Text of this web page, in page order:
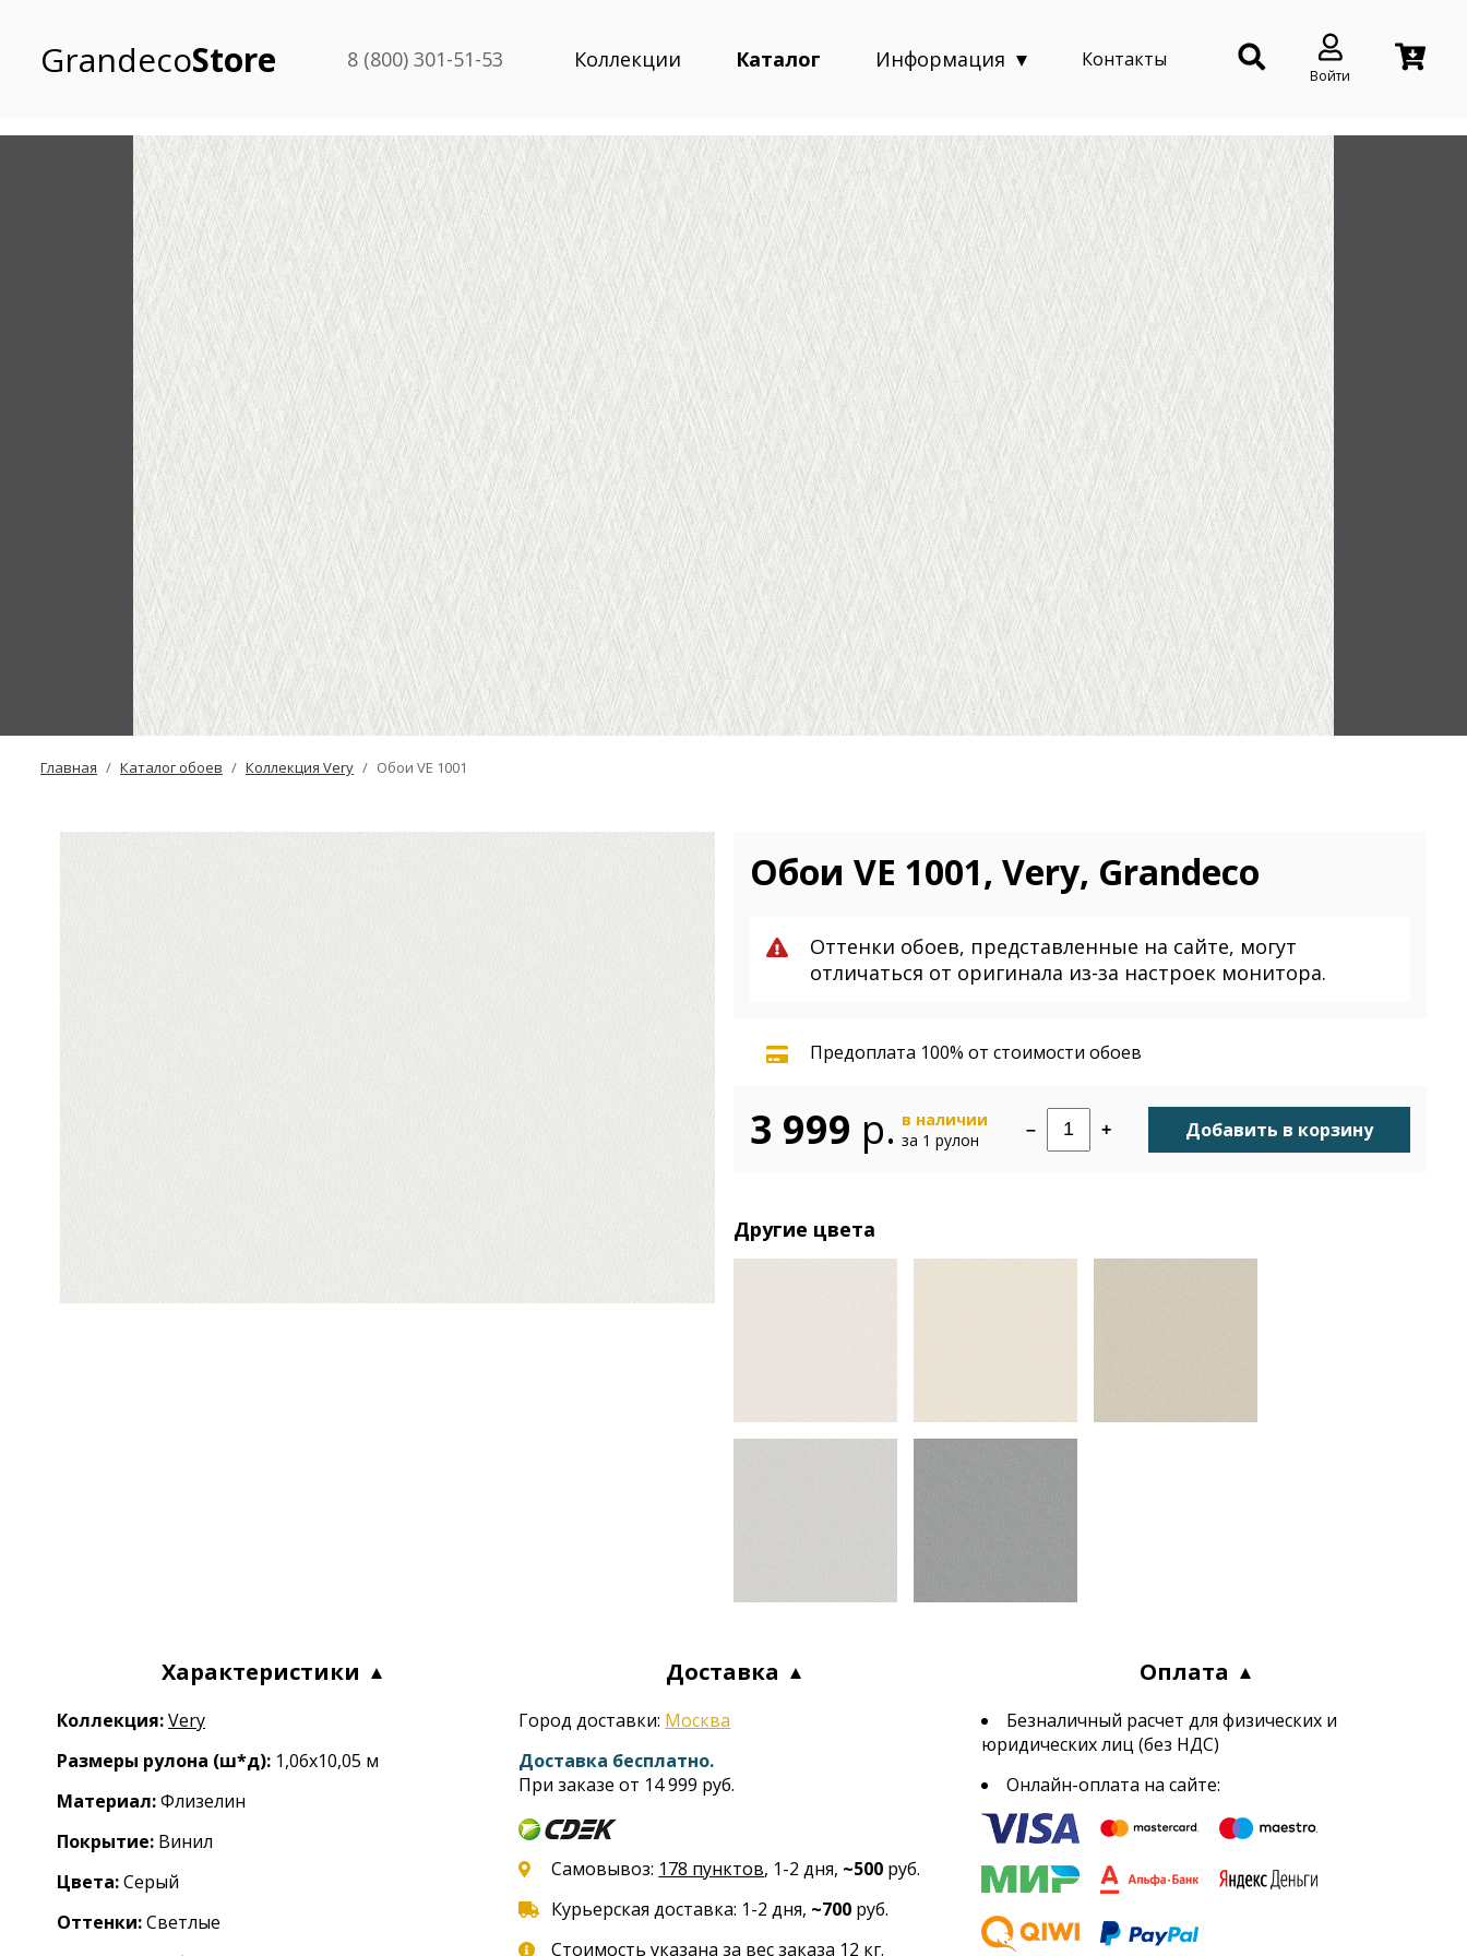
GrandecoStore 8 (800) 301-51-53 Коллекции Каталог Информация Контакты
Войти
Главная Каталог обоев Коллекция Very Обои VE 1001
Обои VE 1001, Very, Grandeco
Оттенки обоев, представленные на сайте, могут
отличаться от оригинала из-за настроек монитора.
Предоплата 100% от стоимости обоев
3 999 р. в наличии
за 1 рулон
– + Добавить в корзину
Другие цвета
Характеристики
Коллекция:Very
Размеры рулона (ш*д): 1,06x10,05 м
Материал:Флизелин
Покрытие: Винил
Цвета:Серый
Оттенки:Светлые
Доставка
Город доставки: Москва
Доставка бесплатно.
При заказе от 14 999 руб.
Самовывоз: 178 пунктов, 1-2 дня, ~500 руб.
Курьерская доставка: 1-2 дня, ~700 руб.
Стоимость указана за вес заказа 12 кг.
Оплата
Безналичный расчет для физических и
юридических лиц (без НДС)
Онлайн-оплата на сайте: